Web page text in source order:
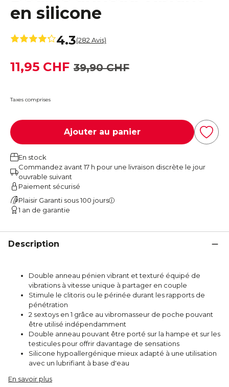
en silicone
4.3(282 Avis)
39,90 CHF
11,95 CHF
Taxes comprises
Ajouter au panier
En stock
Commandez avant 17 h pour une livraison discrète le jour
ouvrable suivant
Paiement sécurisé
Plaisir Garanti sous 100 jours
1 an de garantie
Description
Double anneau pénien vibrant et texturé équipé de
vibrations à vitesse unique à partager en couple
Stimule le clitoris ou le périnée durant les rapports de
pénétration
2 sextoys en 1 grâce au vibromasseur de poche pouvant
être utilisé indépendamment
Double anneau pouvant être porté sur la hampe et sur les
testicules pour offrir davantage de sensations
Silicone hypoallergénique mieux adapté à une utilisation
avec un lubrifiant à base d'eau
En savoir plus